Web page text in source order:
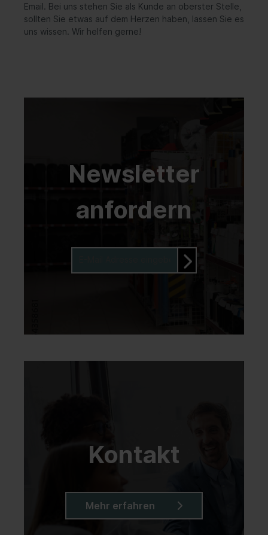
Email. Bei uns stehen Sie als Kunde an oberster Stelle,
sollten Sie etwas auf dem Herzen haben, lassen Sie es
uns wissen. Wir helfen gerne!
Newsletter
anfordern
Kontakt
Mehr erfahren